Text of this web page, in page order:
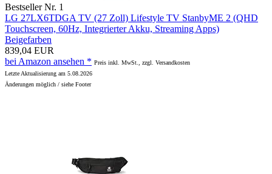
Bestseller Nr. 1
LG 27LX6TDGA TV (27 Zoll) Lifestyle TV StanbyME 2 (QHD
Touchscreen, 60Hz, Integrierter Akku, Streaming Apps)
Beigefarben
839,04 EUR
bei Amazon ansehen * Preis inkl. MwSt., zzgl. Versandkosten
Letzte Aktualisierung am 5.08.2026
Änderungen möglich / siehe Footer